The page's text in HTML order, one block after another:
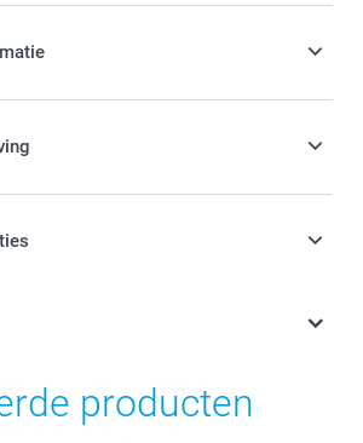
(€) inclusief BTW en exclusief
producten